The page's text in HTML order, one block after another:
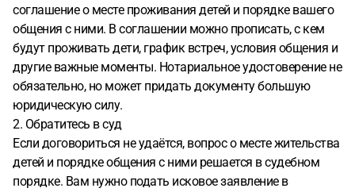
соглашение о месте проживания детей и порядке вашего
общения с ними. В соглашении можно прописать, с кем
будут проживать дети, график встреч, условия общения и
другие важные моменты. Нотариальное удостоверение не
обязательно, но может придать документу большую
юридическую силу.
2. Обратитесь в суд
Если договориться не удаётся, вопрос о месте жительства
детей и порядке общения с ними решается в судебном
порядке. Вам нужно подать исковое заявление в